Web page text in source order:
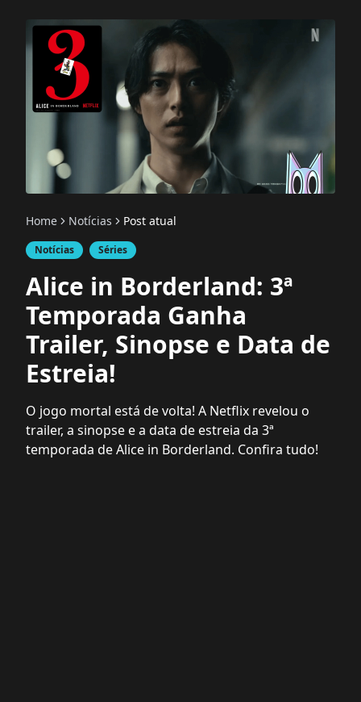
Home Notícias Post atual
Notícias Séries
Alice in Borderland: 3ª
Temporada Ganha
Trailer, Sinopse e Data de
Estreia!
O jogo mortal está de volta! A Netflix revelou o
trailer, a sinopse e a data de estreia da 3ª
temporada de Alice in Borderland. Confira tudo!